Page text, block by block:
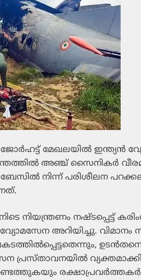
മേഖലയിൽ ഇന്ത്യൻ
അഞ്ച് സൈനികർ
നിന്ന് പരിശീലന
നിയന്ത്രണം നഷ്ടപ്പെട്ട്
അറിയിച്ചു. വിമാനം
പ്രസ്താവനയിൽ